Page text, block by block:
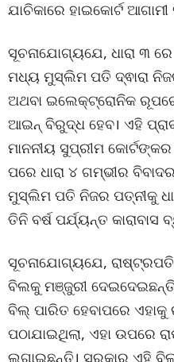
ଯାଚିକାରେ ହାଇକୋର୍ଟ
ସୂଚନାଯୋଗ୍ୟଯେ, ଧାରା ୩
ମଧ୍ୟ ମୁସ୍ଲିମ ପତି ଦ୍ଵାରା
ଅଥବା ଇଲେକ୍ଟ୍ରୋନିକ
ଆଇନ୍ ବିରୁଦ୍ଧ ହେବ। ଏହି
ମାନନୀୟ ସୁପ୍ରୀମ
ପରେ ଧାରା ୪ ଗମ୍ଭୀର
ମୁସ୍ଲିମ ପତି ନିଜର ପତ୍ନୀକୁ
ତିନି ବର୍ଷ ପର୍ଯ୍ୟନ୍ତ କାରାବାସ
ସୂଚନାଯୋଗ୍ୟଯେ, ରାଷ୍ଟ୍ରପତି
ବିଲକୁ ମଞ୍ଜୁରୀ
ବିଲ୍ ପାରିତ ହେବାପରେ
ପଠାଯାଇଥିଲା, ଏହା ଉପରେ
ଲଗାଇଛନ୍ତି। ସରକାର ଏହି